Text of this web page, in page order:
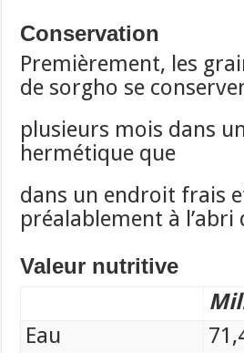
Conservation
Premièrement, les
de sorgho se
plusieurs mois dans
hermétique que
dans un endroit frais
préalablement à l’abri
Valeur nutritive
Eau